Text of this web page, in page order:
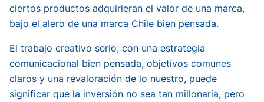
ciertos productos adquirieran el valor de una marca,
bajo el alero de una marca Chile bien pensada.
El trabajo creativo serio, con una estrategia
comunicacional bien pensada, objetivos comunes
claros y una revaloración de lo nuestro, puede
significar que la inversión no sea tan millonaria, pero